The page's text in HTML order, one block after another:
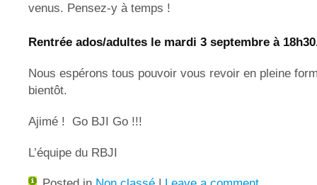
venus. Pensez-y à temps !
Rentrée ados/adultes le mardi 3 septembre à
Nous espérons tous pouvoir vous revoir en pleine
bientôt.
Ajimé ! Go BJI Go !!!
L’équipe du RBJI